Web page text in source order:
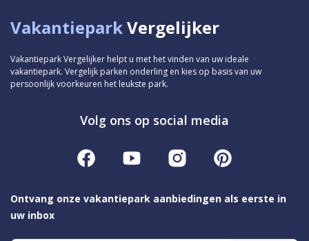
VakantieparkVergelijker
Vakantiepark Vergelijker helpt u met het vinden van uw ideale
vakantiepark. Vergelijk parken onderling en kies op basis van uw
persoonlijk voorkeuren het leukste park.
Volg ons op social media
Ontvang onze vakantiepark aanbiedingen als eerste in
uw inbox